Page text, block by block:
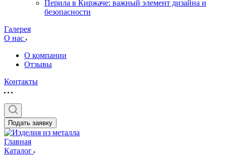
Перила в Киржаче: важный элемент дизайна и
безопасности
Галерея
О нас
О компании
Отзывы
Контакты
Подать заявку
Главная
Каталог